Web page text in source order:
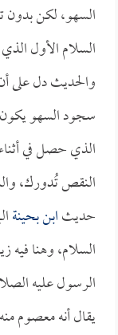
السهو، لكن
السلام الأول
والحديث دل على
سجود السهو يكون
الذي حصل في
النقص تُدورك،
حديثابن بحينة
السلام، وهنا
الرسول عليه
يقال أنه معصوم